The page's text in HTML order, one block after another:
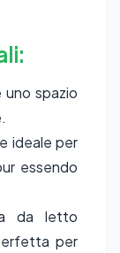
uno spazio
ideale per
essendo
da letto
per